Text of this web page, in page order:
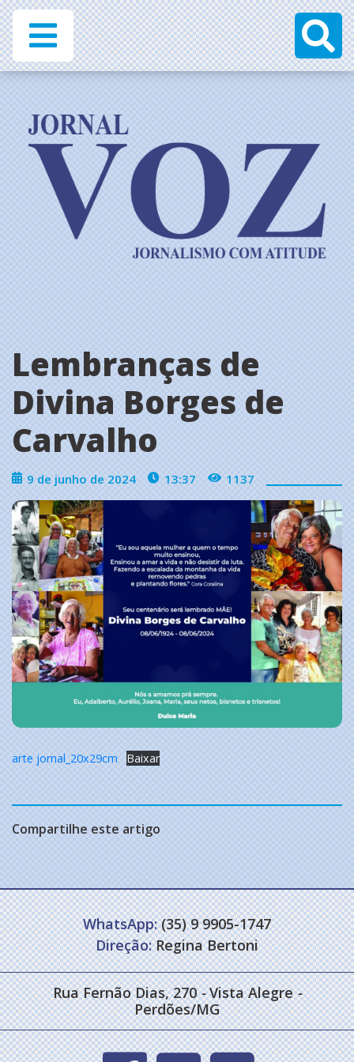
Lembranças de
Divina Borges de
Carvalho
9 de junho de 2024 13:37 1137
arte jornal_20x29cm Baixar
Compartilhe este artigo
WhatsApp:(35) 9 9905-1747
Direção:Regina Bertoni
Rua Fernão Dias, 270- Vista Alegre-
Perdões/MG